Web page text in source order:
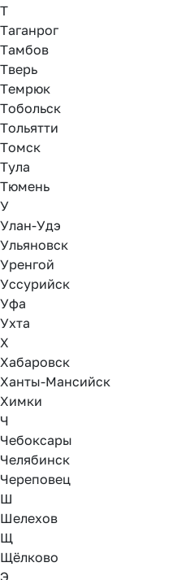
Т
Таганрог
Тамбов
Тверь
Темрюк
Тобольск
Тольятти
Томск
Тула
Тюмень
У
Улан-Удэ
Ульяновск
Уренгой
Уссурийск
Уфа
Ухта
Х
Хабаровск
Ханты-Мансийск
Химки
Ч
Чебоксары
Челябинск
Череповец
Ш
Шелехов
Щ
Щёлково
Э